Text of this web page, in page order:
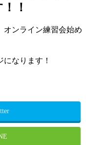
！
オンライン練習会始め
なります！